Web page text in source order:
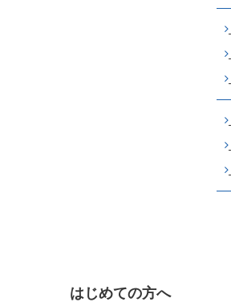
はじめての方へ